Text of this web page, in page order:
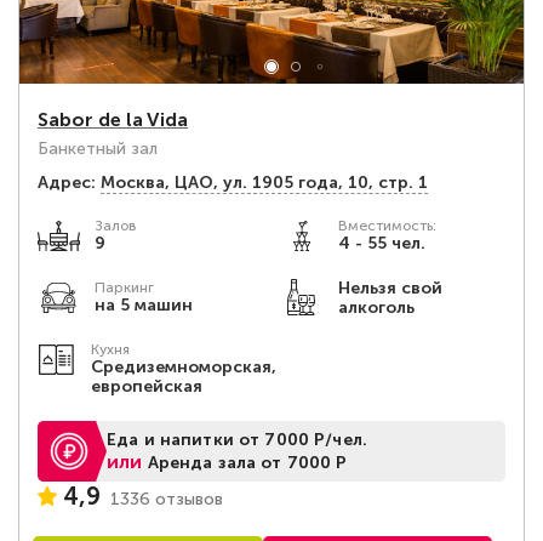
Sabor de la Vida
Банкетный зал
Адрес: Москва, ЦАО, ул. 1905 года, 10, стр. 1
Залов
9
Вместимость:
4 - 55 чел.
Паркинг
на 5 машин
Нельзя свой
алкоголь
Кухня
Средиземноморская,
европейская
Еда и напитки от 7000 Р/чел.
или Аренда зала от 7000 Р
4,9 1336 отзывов